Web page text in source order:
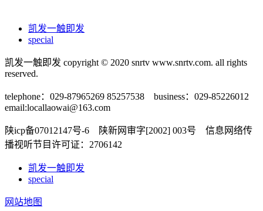
凯发一触即发
special
凯发一触即发 copyright © 2020 snrtv www.snrtv.com. all rights
reserved.
telephone：029-87965269 85257538 business：029-85226012
email:locallaowai@163.com
陕icp备07012147号-6 陕新网审字[2002] 003号 信息网络传
播视听节目许可证：2706142
凯发一触即发
special
网站地图